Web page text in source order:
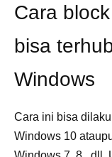
Cara
bisa
Windows
Cara ini bisa
Windows 10